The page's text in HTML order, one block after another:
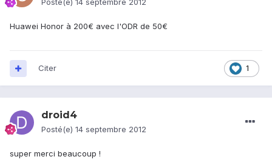
Posté(e) 14 septembre 2012
Huawei Honor à 200€ avec l'ODR de 50€
1
Citer
droid4
Posté(e) 14 septembre 2012
super merci beaucoup !